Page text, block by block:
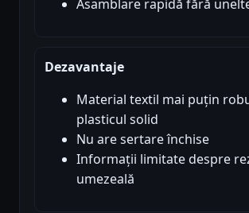
Asamblare rapidă fără
Dezavantaje
Material textil mai puțin
plasticul solid
Nu are sertare închise
Informații limitate despre
umezeală